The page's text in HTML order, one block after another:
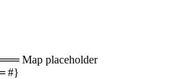
placeholder
#}